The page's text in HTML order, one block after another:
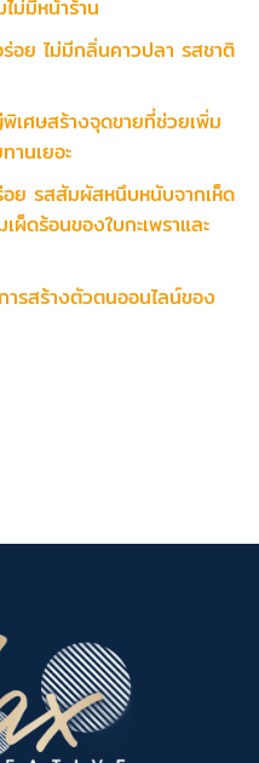
ม่มีหน้าร้าน
ร่อย ไม่มีกลิ่นคาวปลา รสชาติ
เศษสร้างจุดขายที่ช่วยเพิ่ม
นเยอะ
อย รสสัมผัสหนึบหนับจากเห็ด
ดร้อนของใบกะเพราและ
รสร้างตัวตนออนไลน์ของ